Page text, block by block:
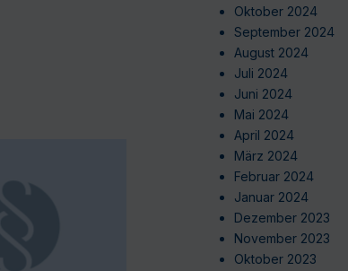
Oktober 2024
September 2024
August 2024
Juli 2024
Juni 2024
Mai 2024
April 2024
März 2024
Februar 2024
Januar 2024
Dezember 2023
November 2023
Oktober 2023